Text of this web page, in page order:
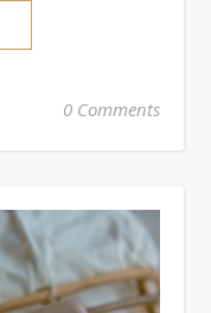
0 Comments